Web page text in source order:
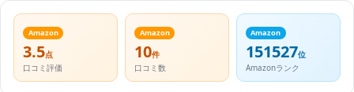
Amazon
3.5点
口コミ評価
Amazon
10件
口コミ数
Amazon
151527位
Amazonランク